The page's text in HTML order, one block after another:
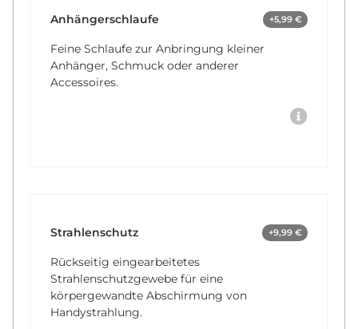
Feine Schlaufe zur Anbringung kleiner
Anhänger, Schmuck oder anderer
Rückseitig eingearbeitetes
Strahlenschutzgewebe für eine
körpergewandte Abschirmung von